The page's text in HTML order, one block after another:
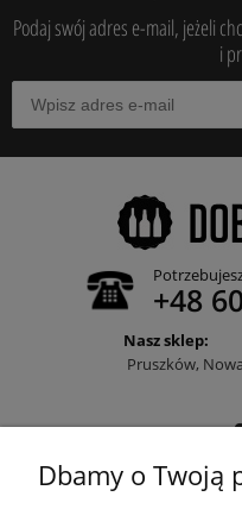
Podaj swój adres e-mail, jeżeli
i
+48
Nasz sklep:
Pruszków,
Dbamy o Twoją